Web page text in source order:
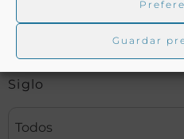
Guardar
Autor
Siglo
Todos